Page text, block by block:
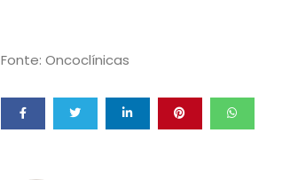
Saúde
Fonte: Oncoclínicas